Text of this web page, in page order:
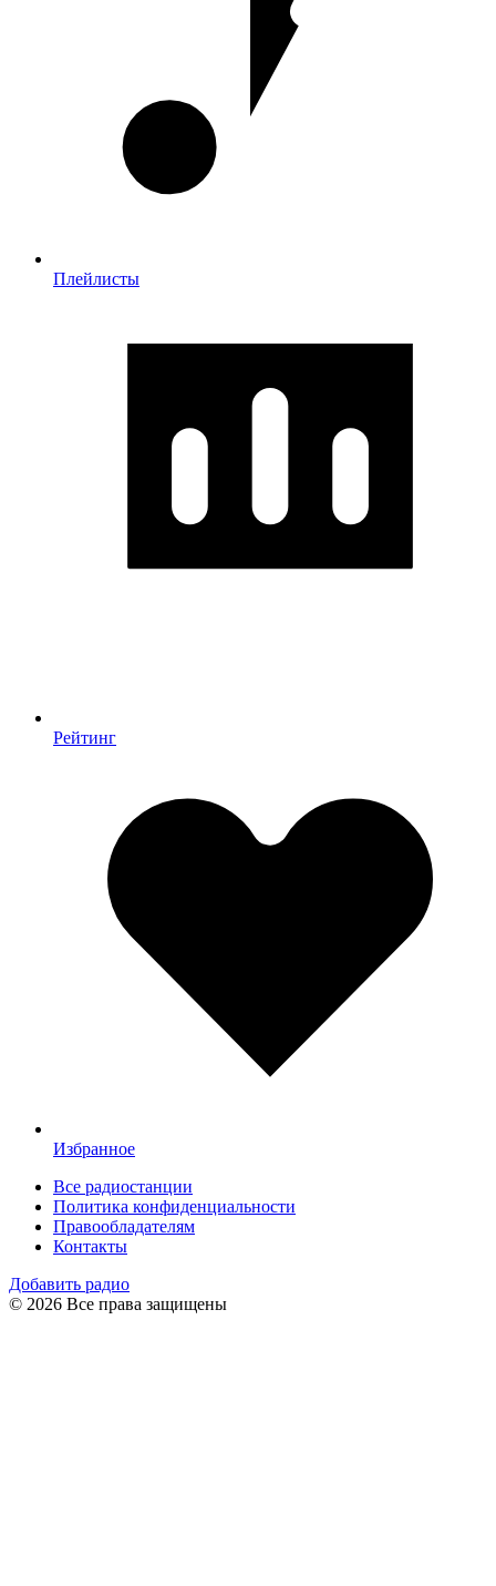
Плейлисты
Рейтинг
Избранное
Все радиостанции
Политика конфиденциальности
Правообладателям
Контакты
Добавить радио
© 2026 Все права защищены